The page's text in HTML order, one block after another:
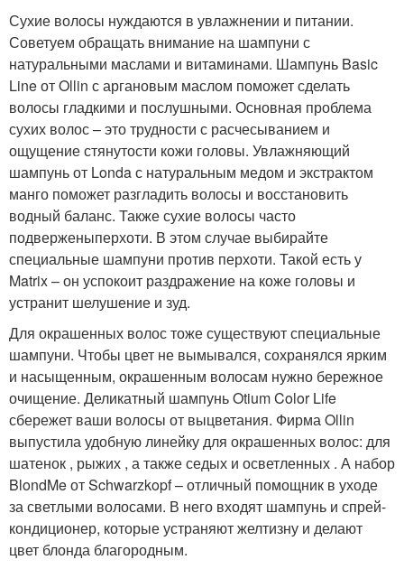
Сухие волосы нуждаются в увлажнении и питании.
Советуем обращать внимание на шампуни с
натуральными маслами и витаминами. Шампунь Basic
Line от Ollin с аргановым маслом поможет сделать
волосы гладкими и послушными. Основная проблема
сухих волос – это трудности с расчесыванием и
ощущение стянутости кожи головы. Увлажняющий
шампунь от Londa с натуральным медом и экстрактом
манго поможет разгладить волосы и восстановить
водный баланс. Также сухие волосы часто
подверженыперхоти. В этом случае выбирайте
специальные шампуни против перхоти. Такой есть у
Matrix – он успокоит раздражение на коже головы и
устранит шелушение и зуд.
Для окрашенных волос тоже существуют специальные
шампуни. Чтобы цвет не вымывался, сохранялся ярким
и насыщенным, окрашенным волосам нужно бережное
очищение. Деликатный шампунь Otium Color Life
сбережет ваши волосы от выцветания. Фирма Ollin
выпустила удобную линейку для окрашенных волос: для
шатенок , рыжих , а также седых и осветленных . А набор
BlondMe от Schwarzkopf – отличный помощник в уходе
за светлыми волосами. В него входят шампунь и спрей-
кондиционер, которые устраняют желтизну и делают
цвет блонда благородным.